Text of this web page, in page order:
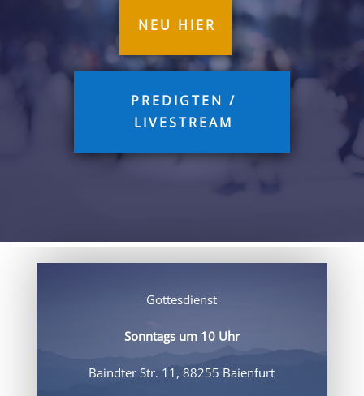
NEU HIER
PREDIGTEN /
LIVESTREAM
Gottesdienst
Sonntags um 10 Uhr
Baindter Str. 11, 88255 Baienfurt